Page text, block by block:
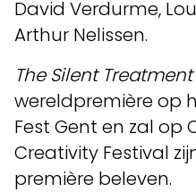
David Verdurme,
Arthur Nelissen.
The Silent Treatment
wereldpremière op
Fest Gent en zal op
Creativity Festival
première beleven.